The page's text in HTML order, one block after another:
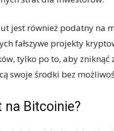
jest również podatny na
fałszywe projekty
tylko po to, aby zniknąć
swoje środki bez
Bitcoinie?